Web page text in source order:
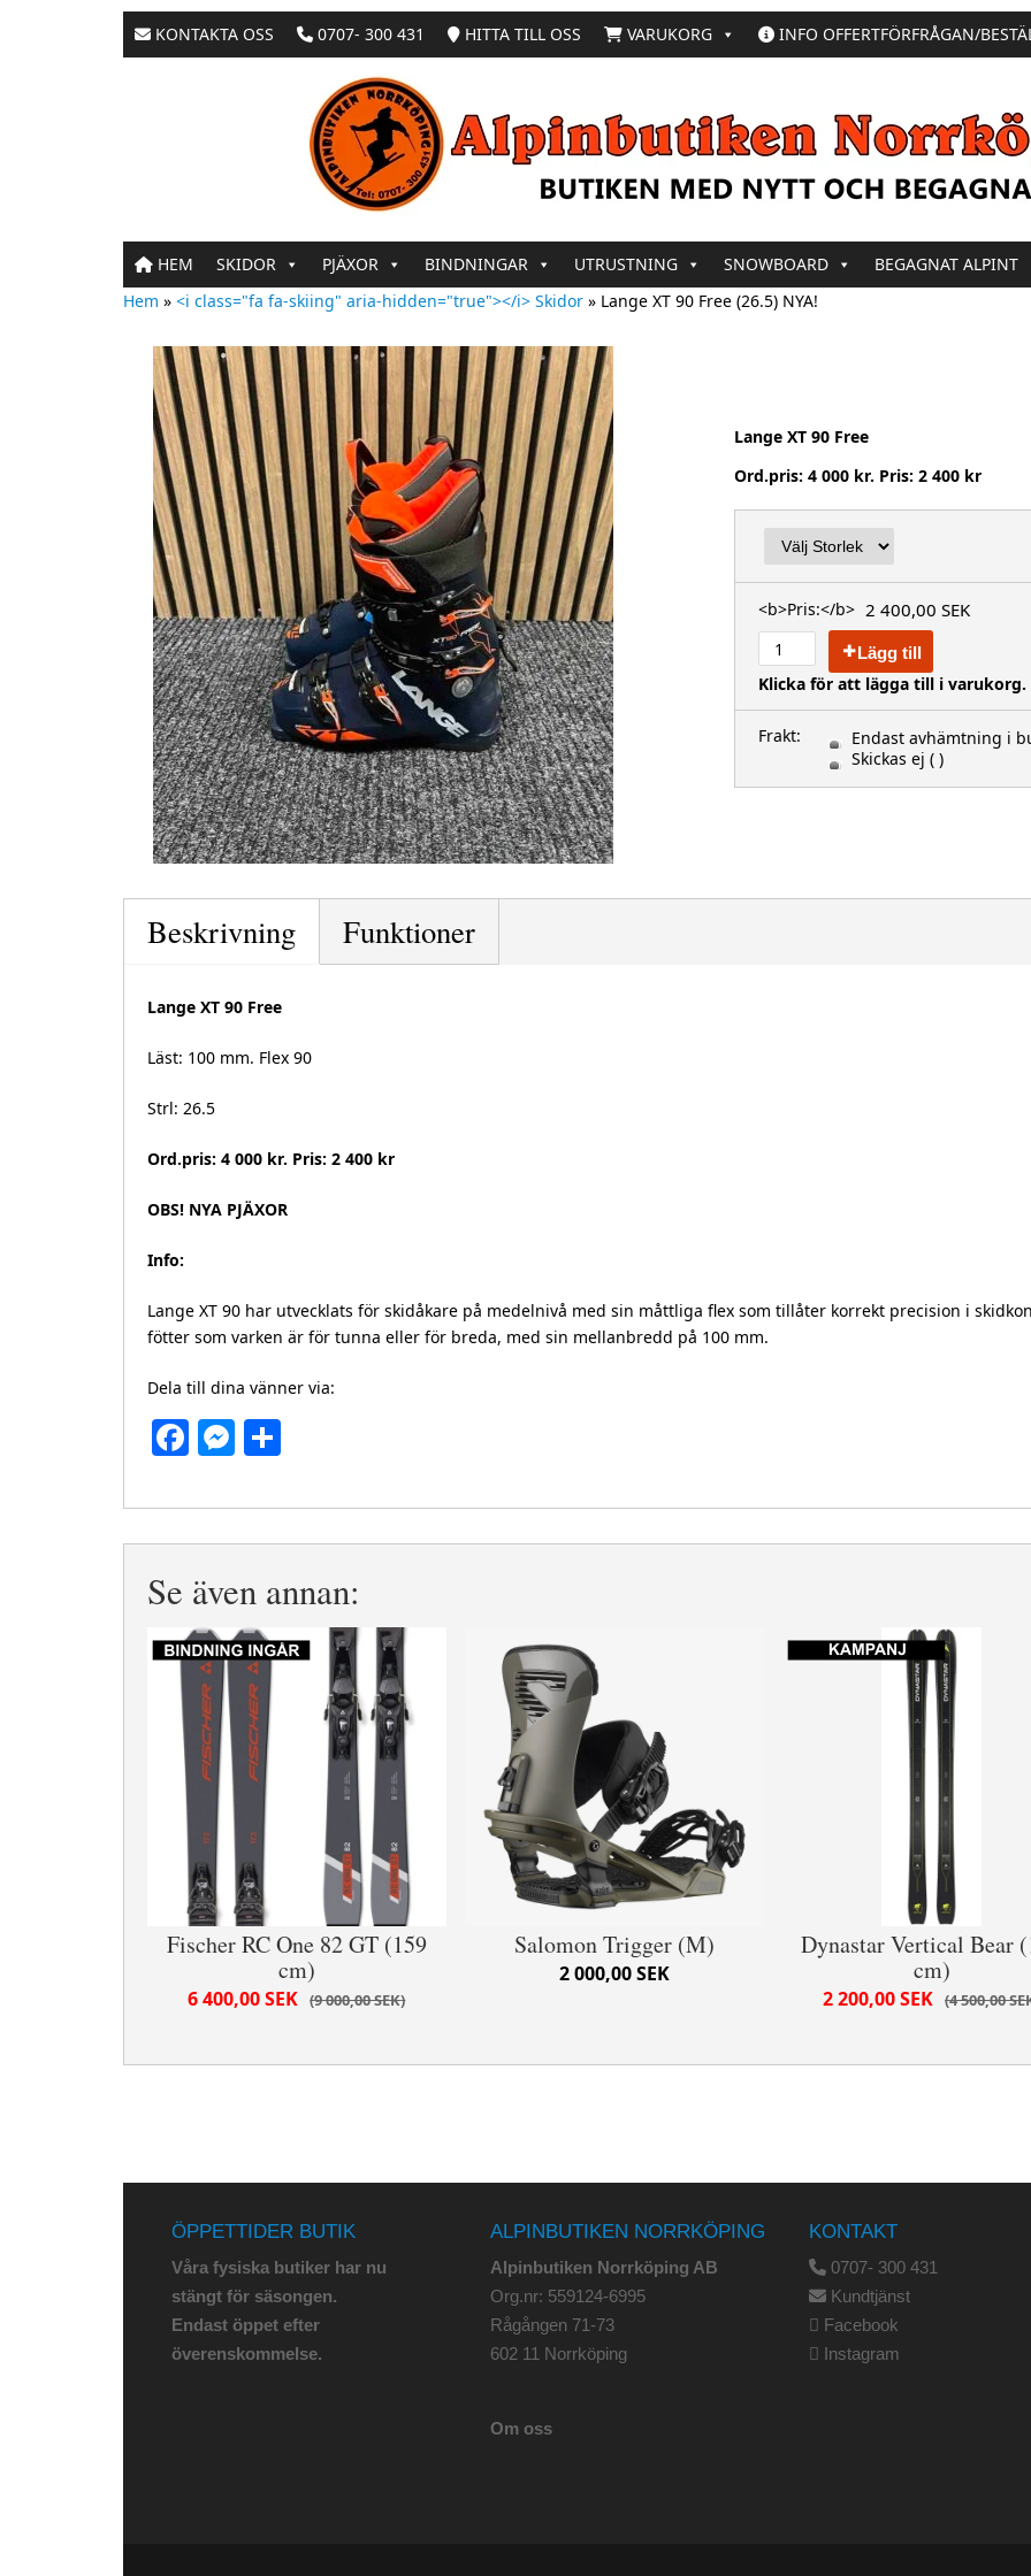
KONTAKTA OSS 0707- 300 431 HITTA TILL OSS VARUKORG INFO OFFERTFÖRFRÅGAN/
HEM SKIDOR PJÄXOR BINDNINGAR UTRUSTNING SNOWBOARD BEGAGNAT ALPINT
Hem » <i class="fa fa-skiing" aria-hidden="true"></i> Skidor » Lange XT 90 Free (26.5) NYA!
Lange XT 90 Free
Ord.pris: 4 000 kr. Pris: 2 400 kr
<b>Pris:</b> 2 400,00 SEK
Lägg till
Klicka för att lägga till i varukorg.
Frakt: Endast avhämtning i
Skickas ej ( )
Beskrivning Funktioner
Lange XT 90 Free
Läst: 100 mm. Flex 90
Strl: 26.5
Ord.pris: 4 000 kr. Pris: 2 400 kr
OBS! NYA PJÄXOR
Info:
Lange XT 90 har utvecklats för skidåkare på medelnivå med sin måttliga flex som tillåter korrekt precision i
fötter som varken är för tunna eller för breda, med sin mellanbredd på 100 mm.
Dela till dina vänner via:
Facebook
Messenger
Se även annan:
Fischer RC One 82 GT (159
cm)
9 000,00 SEK
6 400,00 SEK
Salomon Trigger (M)
2 000,00 SEK
Dynastar Vertical Bear
cm)
4 500,00
2 200,00 SEK
ÖPPETTIDER BUTIK
Våra fysiska butiker har nu
stängt för säsongen.
Endast öppet efter
överenskommelse.
ALPINBUTIKEN NORRKÖPING
Alpinbutiken Norrköping AB
Org.nr: 559124-6995
Rågången 71-73
602 11 Norrköping
Om oss
KONTAKT
0707- 300 431
Kundtjänst
Facebook
Instagram